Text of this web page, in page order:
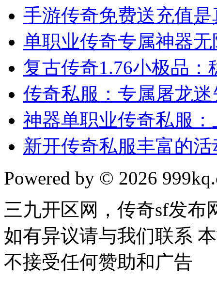
手游传奇免费送充值
单职业传奇专属神器
复古传奇1.76小极品：
传奇私服：专属屠龙
神器单职业传奇私服
新开传奇私服丰富的
Powered by © 2026
三九开区网，传奇sf发布
如有异议请与我们联系
不接受任何赞助和广告